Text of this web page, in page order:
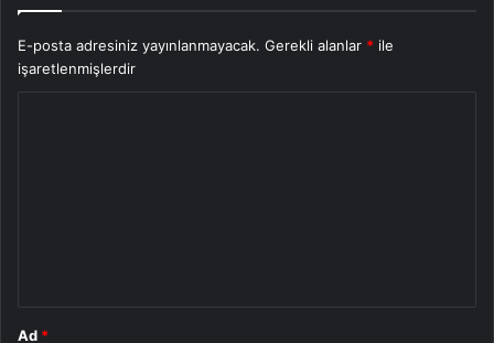
E-posta adresiniz yayınlanmayacak. Gerekli alanlar * ile
işaretlenmişlerdir
Ad *